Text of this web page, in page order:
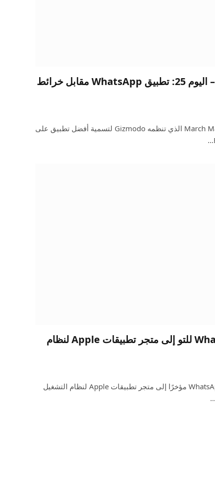
أعظم تطبيق على الإطلاق – اليوم 25: تطبيق WhatsApp مقابل خرائط
مرحبًا بكم مجددًا في تحدي March Madness الذي تنظمه Gizmodo لتسمية أفضل تطبيق على
تمت إضافة تطبيق WhatsApp للتو إلى متجر تطبيقات Apple لنظام
صورة: واتسابتمت إضافة تطبيق WhatsApp مؤخرًا إلى متجر تطبيقات Apple لنظام التشغيل